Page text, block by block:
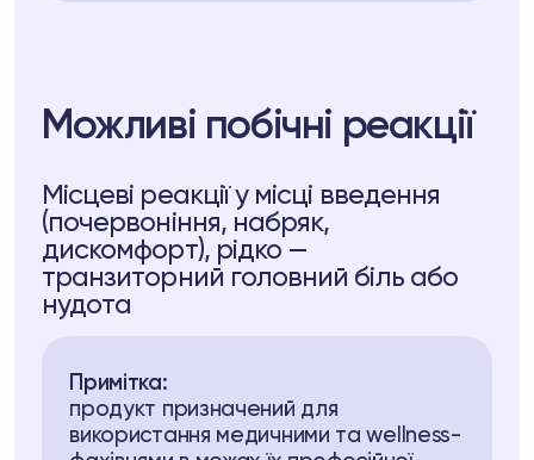
Можливі побічні реакції
Місцеві реакції у місці введення
(почервоніння, набряк,
дискомфорт), рідко —
транзиторний головний біль або
нудота
Примітка:
продукт призначений для
використання медичними та wellness-